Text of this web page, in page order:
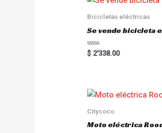
Bicicletas eléctricas
Se vende bicicleta
R
a
o
u
o
f
5
$2'338.00
Citycoco
Moto eléctrica